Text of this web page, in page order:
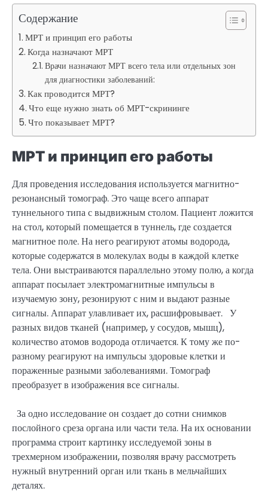
Содержание
МРТ и принцип его работы
Когда назначают МРТ
Врачи назначают МРТ всего тела или отдельных зон
для диагностики заболеваний:
Как проводится МРТ?
Что еще нужно знать об МРТ-скрининге
Что показывает МРТ?
МРТ и принцип его работы
Для проведения исследования используется магнитно-
резонансный томограф. Это чаще всего аппарат
туннельного типа с выдвижным столом. Пациент ложится
на стол, который помещается в туннель, где создается
магнитное поле. На него реагируют атомы водорода,
которые содержатся в молекулах воды в каждой клетке
тела. Они выстраиваются параллельно этому полю, а когда
аппарат посылает электромагнитные импульсы в
изучаемую зону, резонируют с ним и выдают разные
сигналы. Аппарат улавливает их, расшифровывает. У
разных видов тканей (например, у сосудов, мышц),
количество атомов водорода отличается. К тому же по-
разному реагируют на импульсы здоровые клетки и
пораженные разными заболеваниями. Томограф
преобразует в изображения все сигналы.
За одно исследование он создает до сотни снимков
послойного среза органа или части тела. На их основании
программа строит картинку исследуемой зоны в
трехмерном изображении, позволяя врачу рассмотреть
нужный внутренний орган или ткань в мельчайших
деталях.